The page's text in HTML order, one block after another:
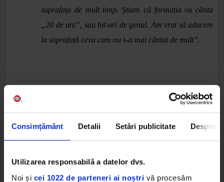
Consimțământ Detalii Setări publicitate Despre
Utilizarea responsabilă a datelor dvs.
Noi și cei 1022 de parteneri ai noștri vă procesăm
suprafața de mult timp. Știam că formația va cânta
„20 de ani”, sau hit-uri de genul. Am vrut să aducem
la suprafață ceva care nu s-a mai cântat de mult”.